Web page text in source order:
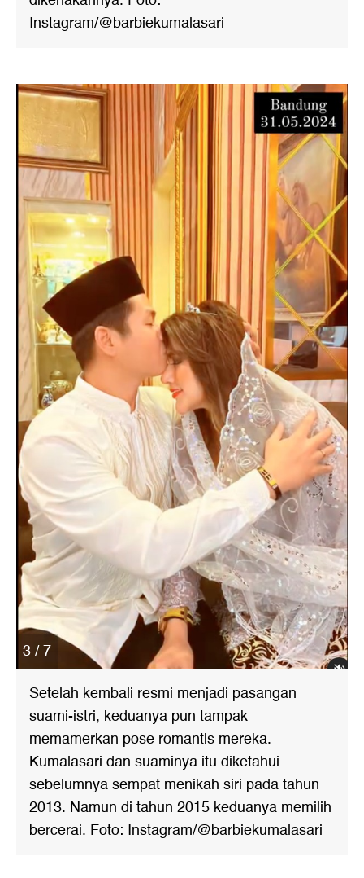
Instagram/@barbiekumalasari
3 / 7
Setelah kembali resmi menjadi pasangan
suami-istri, keduanya pun tampak
memamerkan pose romantis mereka.
Kumalasari dan suaminya itu diketahui
sebelumnya sempat menikah siri pada tahun
2013. Namun di tahun 2015 keduanya memilih
bercerai. Foto: Instagram/@barbiekumalasari